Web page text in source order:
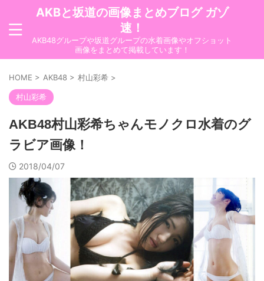
AKBと坂道の画像まとめブログ ガゾ
速！
AKB48グループや坂道グループの水着画像やオフショット
画像をまとめて掲載しています！
HOME > AKB48 > 村山彩希 >
村山彩希
AKB48村山彩希ちゃんモノクロ水着のグ
ラビア画像！
2018/04/07